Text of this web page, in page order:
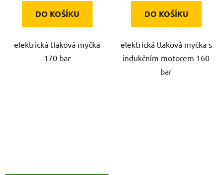
DO KOŠÍKU
elektrická tlaková myčka
170 bar
DO KOŠÍKU
elektrická tlaková myčka s
indukčním motorem 160
bar